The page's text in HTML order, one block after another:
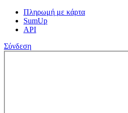
Πληρωμή με κάρτα
SumUp
API
Σύνδεση